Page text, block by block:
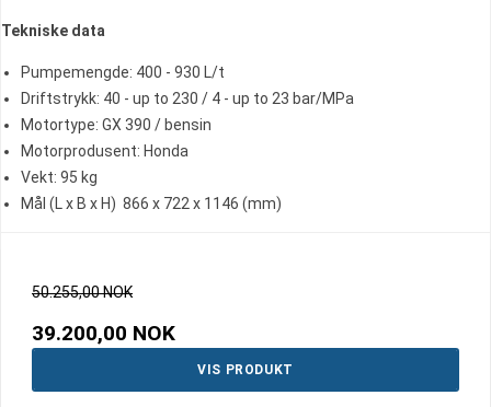
Tekniske data
Pumpemengde: 400 - 930 L/t
Driftstrykk: 40 - up to 230 / 4 - up to 23 bar/MPa
Motortype: GX 390 / bensin
Motorprodusent: Honda
Vekt: 95 kg
Mål (L x B x H) 866 x 722 x 1146 (mm)
50.255,00 NOK
39.200,00 NOK
VIS PRODUKT